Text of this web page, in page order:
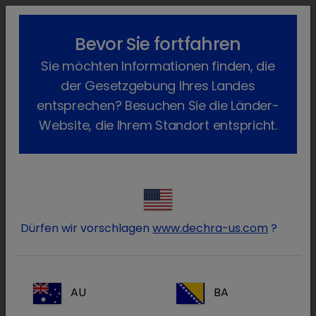
lock_outline search menu
Myodine
Zurück
Myodine
Bevor Sie fortfahren
Sie möchten Informationen finden, die
der Gesetzgebung Ihres Landes
entsprechen? Besuchen Sie die Länder-
Website, die Ihrem Standort entspricht.
Dürfen wir vorschlagenwww.dechra-us.com ?
AU BA